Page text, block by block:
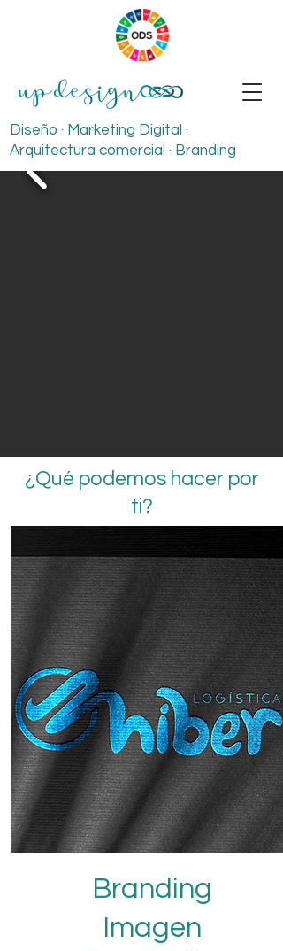
Diseño · Marketing Digital ·
Arquitectura comercial · Branding
¿Qué podemos hacer por
ti?
Branding
Imagen